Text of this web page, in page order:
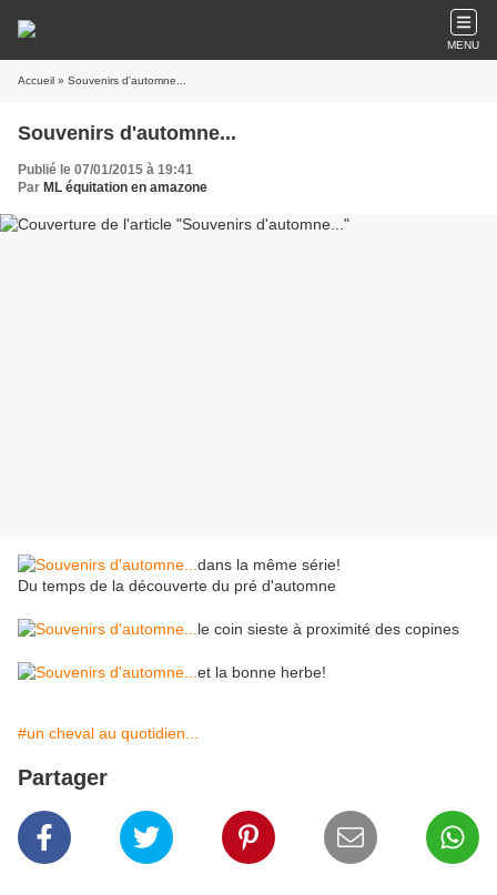
MENU
Accueil » Souvenirs d'automne...
Souvenirs d'automne...
Publié le 07/01/2015 à 19:41
Par ML équitation en amazone
dans la même série!
Du temps de la découverte du pré d'automne
le coin sieste à proximité des copines
et la bonne herbe!
#un cheval au quotidien...
Partager